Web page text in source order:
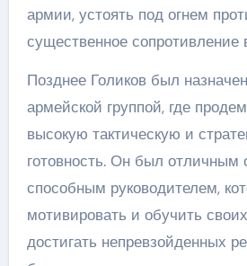
армии, устоять под огнем
существенное сопротивление
Позднее Голиков был
армейской группой, где
высокую тактическую и
готовность. Он был отличным
способным руководителем,
мотивировать и обучить
достигать непревзойденных